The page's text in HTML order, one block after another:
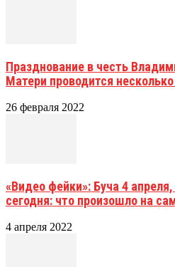
Празднование в честь
Матери проводится несколько
26 февраля 2022
«Видео фейки»: Буча 4
сегодня: что произошло на
4 апреля 2022